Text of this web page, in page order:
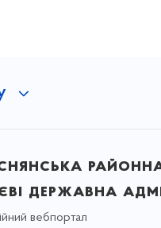
районна
державна
вебпортал